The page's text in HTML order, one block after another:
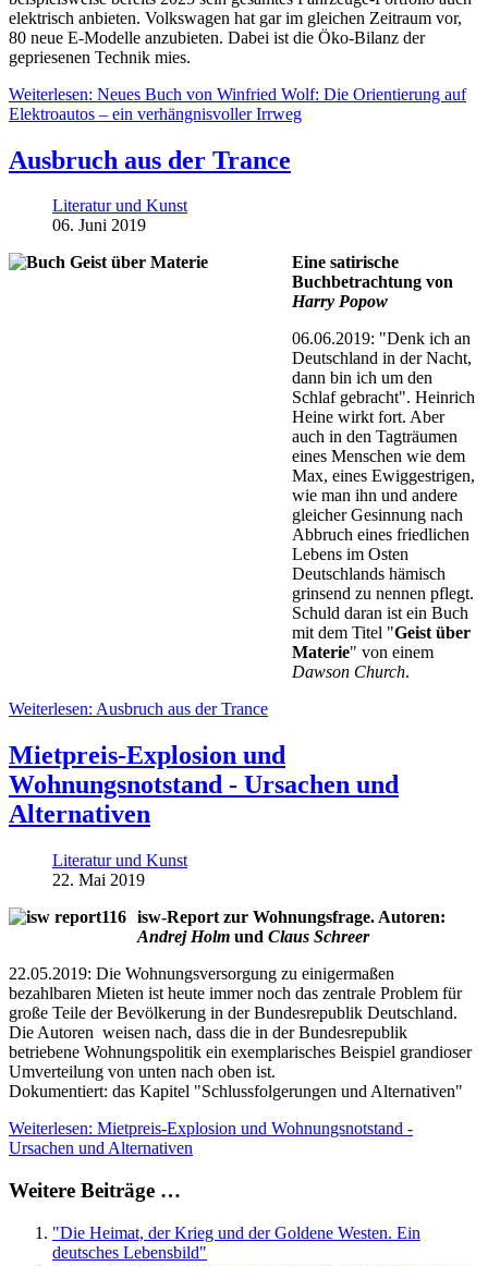
elektrisch anbieten. Volkswagen hat gar im gleichen Zeitraum vor,
80 neue E-Modelle anzubieten. Dabei ist die Öko-Bilanz der
gepriesenen Technik mies.
Weiterlesen: Neues Buch von Winfried Wolf: Die Orientierung auf
Elektroautos – ein verhängnisvoller Irrweg
Ausbruch aus der Trance
Literatur und Kunst
06. Juni 2019
Eine satirische
Buchbetrachtung von
Harry Popow
06.06.2019: "Denk ich an
Deutschland in der Nacht,
dann bin ich um den
Schlaf gebracht". Heinrich
Heine wirkt fort. Aber
auch in den Tagträumen
eines Menschen wie dem
Max, eines Ewiggestrigen,
wie man ihn und andere
gleicher Gesinnung nach
Abbruch eines friedlichen
Lebens im Osten
Deutschlands hämisch
grinsend zu nennen pflegt.
Schuld daran ist ein Buch
mit dem Titel "Geist über
Materie" von einem
Dawson Church.
Weiterlesen: Ausbruch aus der Trance
Mietpreis-Explosion und
Wohnungsnotstand - Ursachen und
Alternativen
Literatur und Kunst
22. Mai 2019
isw-Report zur Wohnungsfrage. Autoren:
Andrej Holm und Claus Schreer
22.05.2019: Die Wohnungsversorgung zu einigermaßen
bezahlbaren Mieten ist heute immer noch das zentrale Problem für
große Teile der Bevölkerung in der Bundesrepublik Deutschland.
Die Autoren weisen nach, dass die in der Bundesrepublik
betriebene Wohnungspolitik ein exemplarisches Beispiel grandioser
Umverteilung von unten nach oben ist.
Dokumentiert: das Kapitel "Schlussfolgerungen und Alternativen"
Weiterlesen: Mietpreis-Explosion und Wohnungsnotstand -
Ursachen und Alternativen
Weitere Beiträge …
"Die Heimat, der Krieg und der Goldene Westen. Ein
deutsches Lebensbild"